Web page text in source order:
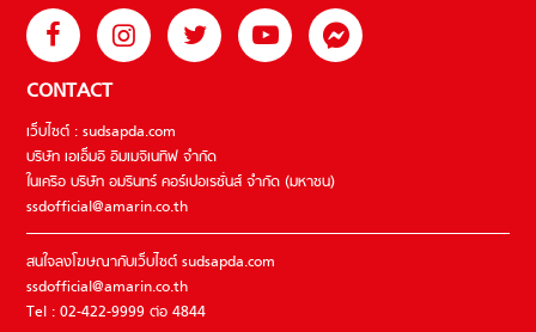
CONTACT
เว็บไซต์ : sudsapda.com
บริษัท เอเอ็มอี อิมเมจิเนทีฟ จำกัด
ในเครือ บริษัท อมรินทร์ คอร์เปอเรชั่นส์ จำกัด (มหาชน)
ssdofficial@amarin.co.th
สนใจลงโฆษณากับเว็บไซต์ sudsapda.com
ssdofficial@amarin.co.th
Tel : 02-422-9999 ต่อ 4844